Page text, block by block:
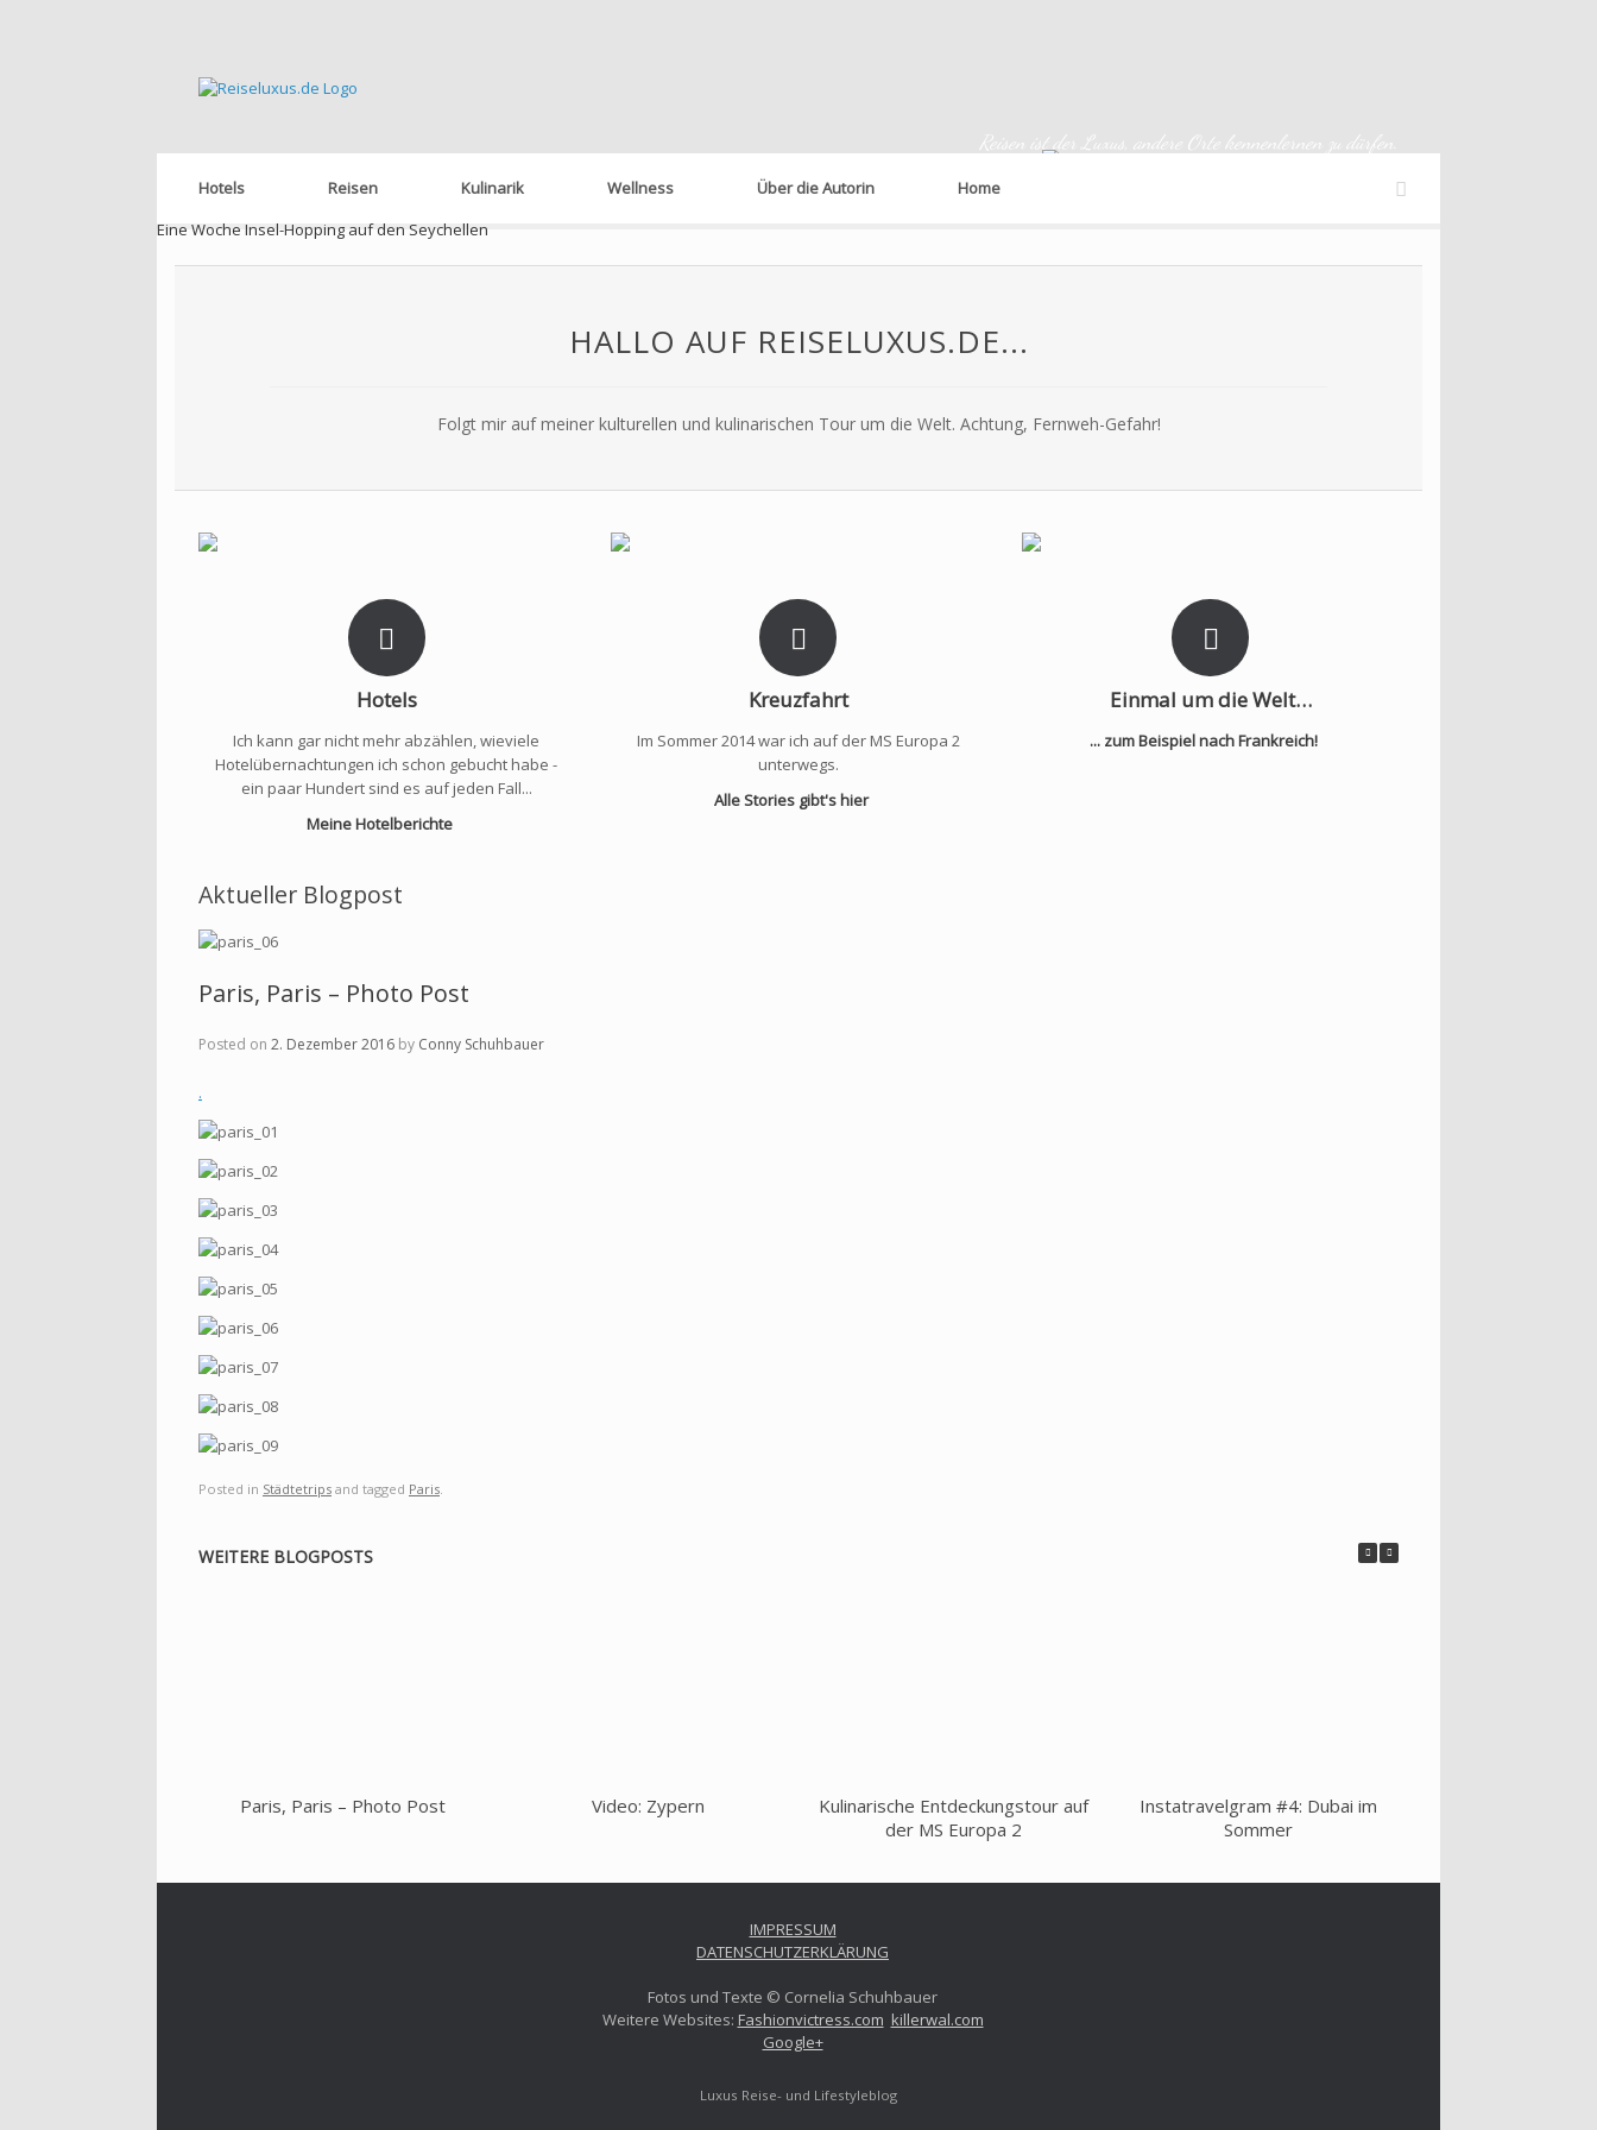
Reisen ist der Luxus, andere Orte kennenlernen zu dürfen.
Hotels Reisen Kulinarik Wellness Über die Autorin
Home
Eine Woche Insel-Hopping auf den Seychellen
HALLO AUF REISELUXUS.DE...
Folgt mir auf meiner kulturellen und kulinarischen Tour um die Welt. Achtung, Fernweh-Gefahr!
Hotels
Ich kann gar nicht mehr abzählen, wieviele
Hotelübernachtungen ich schon gebucht habe -
ein paar Hundert sind es auf jeden Fall...
Meine Hotelberichte
Kreuzfahrt
Im Sommer 2014 war ich auf der MS Europa 2
unterwegs.
Alle Stories gibt's hier
Einmal um die Welt…
... zum Beispiel nach Frankreich!
Aktueller Blogpost
Paris, Paris – Photo Post
Posted on 2. Dezember 2016 by Conny Schuhbauer
.
Posted in Städtetrips and tagged Paris
WEITERE BLOGPOSTS
Paris, Paris – Photo Post Video: Zypern
Kulinarische Entdeckungstour auf
der MS Europa 2
Instatravelgram #4: Dubai im
Sommer
IMPRESSUM
DATENSCHUTZERKLÄRUNG
Fotos und Texte © Cornelia Schuhbauer
Weitere Websites: Fashionvictress.com killerwal.com
Google+
Luxus Reise- und Lifestyleblog